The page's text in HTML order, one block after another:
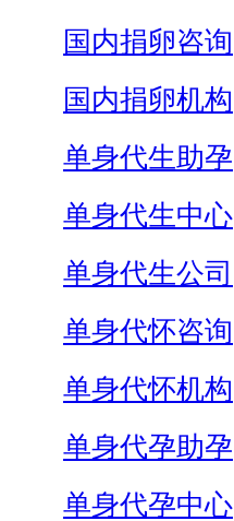
国内捐卵咨询
国内捐卵机构
单身代生助孕
单身代生中心
单身代生公司
单身代怀咨询
单身代怀机构
单身代孕助孕
单身代孕中心